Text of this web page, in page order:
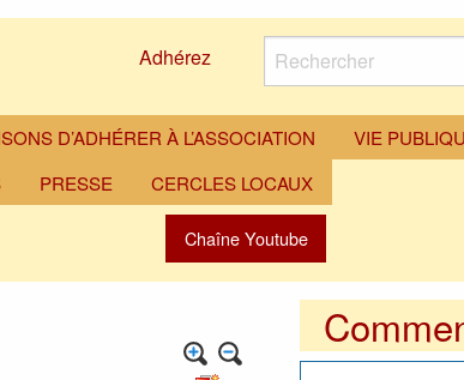
Adhérez
Rechercher
D’ADHÉRER À L’ASSOCIATION
VIE
PRESSE CERCLES LOCAUX
Chaîne Youtube